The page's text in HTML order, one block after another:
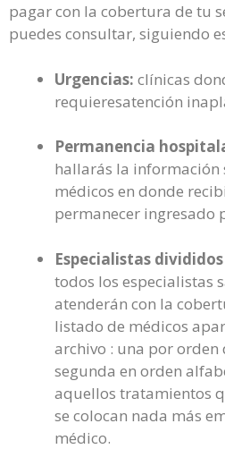
pagar con la cobertura de tu
puedes consultar, siguiendo
Urgencias: clínicas
requieresatención
Permanencia
hallarás la información
médicos en donde
permanecer ingresado
Especialistas
todos los especialistas
atenderán con la
listado de médicos
archivo : una por orden
segunda en orden
aquellos tratamientos
se colocan nada más
médico.